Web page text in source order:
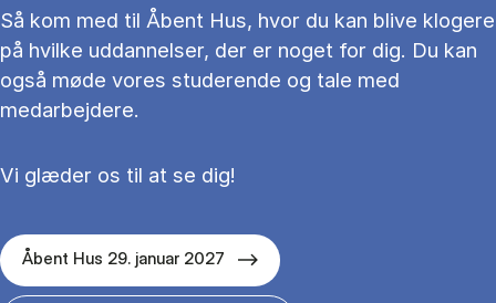
Så kom med til Åbent Hus, hvor du kan blive klogere
på hvilke uddannelser, der er noget for dig. Du kan
også møde vores studerende og tale med
medarbejdere.
Vi glæder os til at se dig!
Åbent Hus 29. januar 2027